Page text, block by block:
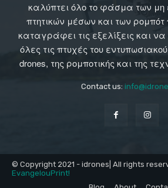
καλύπτει όλο το φάσμα των
πτητικών μέσων και των
καταγράφει τις εξελίξεις και
όλες τις πτυχές του
drones, της ρομποτικής και της
Contact us:
© Copyright 2021 - idrones| All rights
EvangelouPrint!